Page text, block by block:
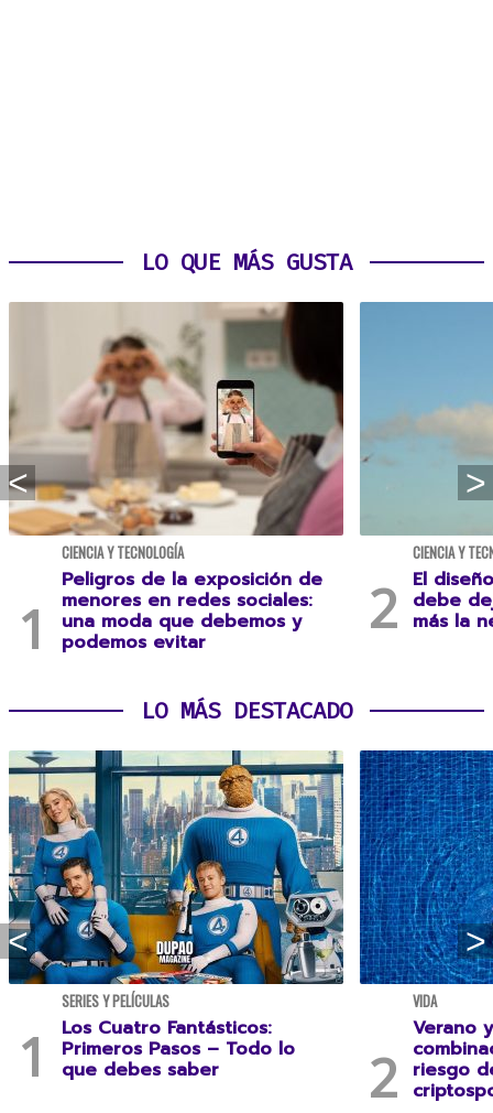
LO QUE MÁS GUSTA
CIENCIA Y TECNOLOGÍA
Peligros de la exposición de
menores en redes sociales:
una moda que debemos y
podemos evitar
CIENCIA Y
El
debe
más la
LO MÁS DESTACADO
SERIES Y PELÍCULAS
Los Cuatro Fantásticos:
Primeros Pasos – Todo lo
que debes saber
VIDA
Verano
riesgo